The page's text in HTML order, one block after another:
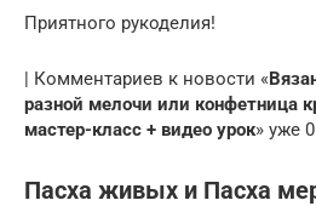
Приятного рукоделия!
| Комментариев к новости «
разной мелочи или конфетница
мастер-класс + видео урок» уже
Пасха живых и Пасха